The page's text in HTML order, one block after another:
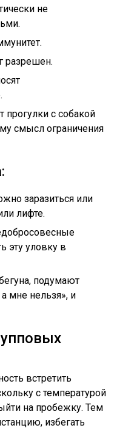
не
разрешен.
прогулки с собакой
смысл ограничения
заразиться или
лифте.
эту уловку в
подумают
мне нельзя», и
встретить
с температурой
на пробежку. Тем
избегать